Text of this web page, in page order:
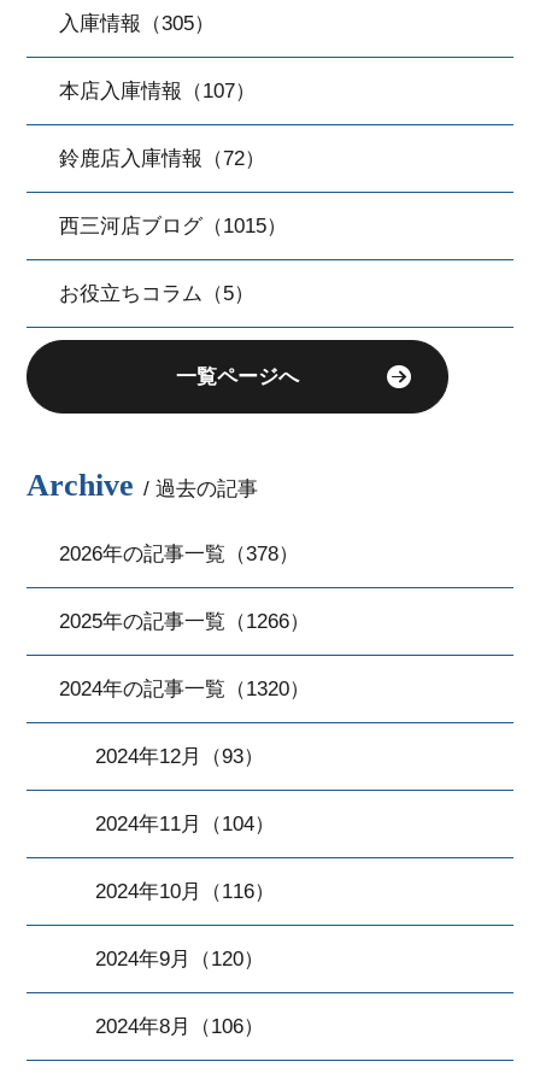
入庫情報（305）
本店入庫情報（107）
鈴鹿店入庫情報（72）
西三河店ブログ（1015）
お役立ちコラム（5）
一覧ページへ
Archive / 過去の記事
2026年の記事一覧（378）
2025年の記事一覧（1266）
2024年の記事一覧（1320）
2024年12月（93）
2024年11月（104）
2024年10月（116）
2024年9月（120）
2024年8月（106）